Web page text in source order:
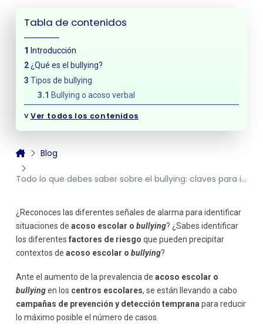
Tabla de contenidos
Introducción
¿Qué es el bullying?
Tipos de bullying
Bullying o acoso verbal
Cyberbulling
Consecuencias en el agresor
Intervención y tratamiento del bullying
˅Ver todos los contenidos
Blog
Todo lo que debes saber sobre el bullying: claves para identificarlo a tiempo
¿Reconoces las diferentes señales de alarma para identificar
situaciones de acoso escolar o bullying? ¿Sabes identificar
los diferentes factores de riesgo que pueden precipitar
contextos de acoso escolar o bullying?
Ante el aumento de la prevalencia de acoso escolar o
bullyingen los centros escolares, se están llevando a cabo
campañas de prevención y detección temprana para reducir
lo máximo posible el número de casos.